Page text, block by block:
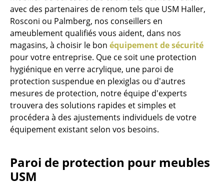
Chaises enfants
Chaises à bascule
Chaises de bureau
Chaises de conférence
Fauteuils de direction
Pièces détachées
... voir tous les sièges
Tables de repas
avec des partenaires de renom tels que USM Haller,
Rosconi ou Palmberg, nos conseillers en
ameublement qualifiés vous aident, dans nos
magasins, à choisir le bon équipement de sécurité
pour votre entreprise. Que ce soit une protection
hygiénique en verre acrylique, une paroi de
protection suspendue en plexiglas ou d'autres
mesures de protection, notre équipe d'experts
trouvera des solutions rapides et simples et
procédera à des ajustements individuels de votre
équipement existant selon vos besoins.
Paroi de protection pour meubles
USM